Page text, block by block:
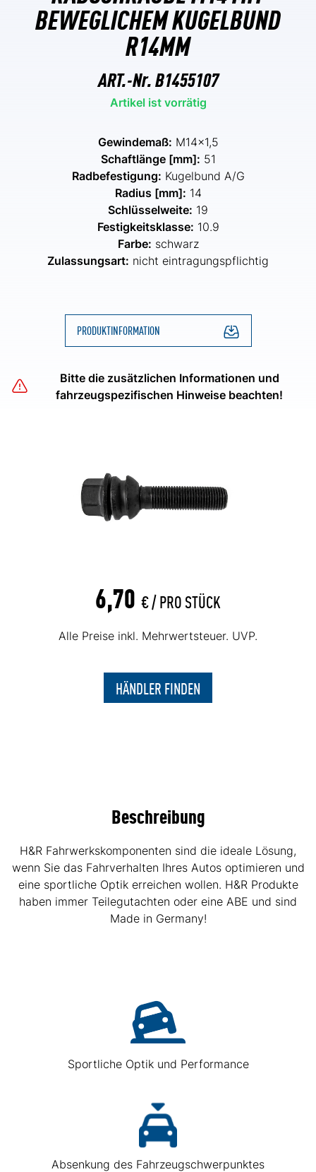
BEWEGLICHEM KUGELBUND
R14MM
ART.-Nr.B1455107
Artikel ist vorrätig
Gewindemaß: M14x1,5
Schaftlänge [mm]: 51
Radbefestigung: Kugelbund A/G
Radius [mm]: 14
Schlüsselweite: 19
Festigkeitsklasse: 10.9
Farbe: schwarz
Zulassungsart: nicht eintragungspflichtig
PRODUKTINFORMATION
Bitte die zusätzlichen Informationen und
fahrzeugspezifischen Hinweise beachten!
6,70 € /PRO STÜCK
Alle Preise inkl. Mehrwertsteuer. UVP.
HÄNDLER FINDEN
Beschreibung
H&R Fahrwerkskomponenten sind die ideale Lösung,
wenn Sie das Fahrverhalten Ihres Autos optimieren und
eine sportliche Optik erreichen wollen. H&R Produkte
haben immer Teilegutachten oder eine ABE und sind
Made in Germany!
Sportliche Optik und Performance
Absenkung des Fahrzeugschwerpunktes